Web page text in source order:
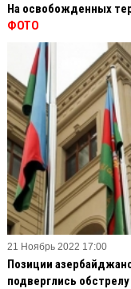
На освобожденных
ФОТО
21 Ноябрь 2022 17:00
Позиции
подверглись обстрелу